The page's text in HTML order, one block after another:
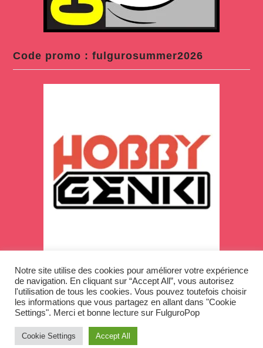
Code promo : fulgurosummer2026
Copyright © 2026
Notre site utilise des cookies pour améliorer votre expérience
de navigation. En cliquant sur “Accept All”, vous autorisez
l'utilisation de tous les cookies. Vous pouvez toutefois choisir
les informations que vous partagez en allant dans "Cookie
Settings". Merci et bonne lecture sur FulguroPop
Cookie Settings Accept All